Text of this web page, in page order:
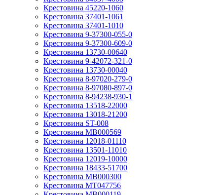
Крестовина 45220-1060
Крестовина 37401-1061
Крестовина 37401-1010
Крестовина 9-37300-055-0
Крестовина 9-37300-609-0
Крестовина 13730-00640
Крестовина 9-42072-321-0
Крестовина 13730-00040
Крестовина 8-97020-279-0
Крестовина 8-97080-897-0
Крестовина 8-94238-930-1
Крестовина 13518-22000
Крестовина 13018-21200
Крестовина ST-008
Крестовина MB000569
Крестовина 12018-01110
Крестовина 13501-11010
Крестовина 12019-10000
Крестовина 18433-51700
Крестовина MB000300
Крестовина MT047756